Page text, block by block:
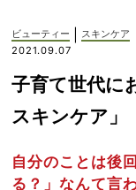
ビューティー
スキンケア
2021.09.07
子育て世代に
スキンケア」
自分のことは後
る？」なんて言